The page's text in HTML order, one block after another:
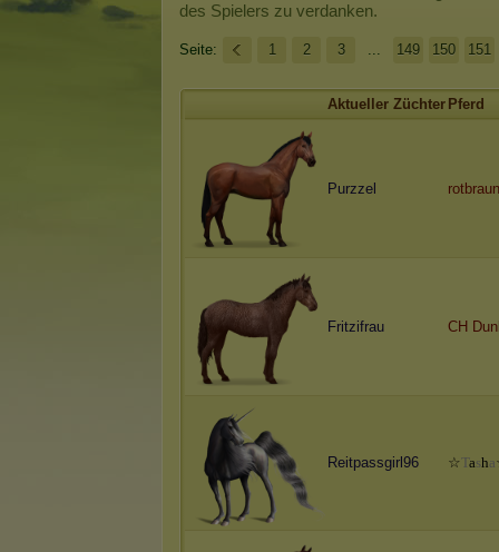
des Spielers zu verdanken.
Seite: 1 2 3 ... 149 150 151
Aktueller Züchter Pferd
Purzzel
Fritzifrau CH
Reitpassgirl96 ☆Tasha